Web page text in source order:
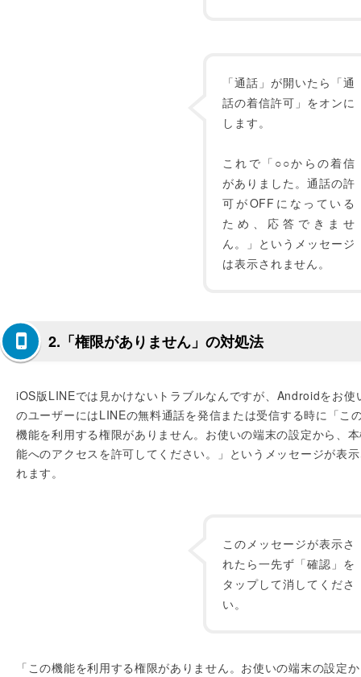
「通話」が開いたら「通
話の着信許可」をオンに
します。
これで「○○からの着信
がありました。通話の許
可がOFFになっている
ため、応答できませ
ん。」というメッセージ
は表示されません。
2.「権限がありません」の対処法
iOS版LINEでは見かけないトラブルなんですが、Androidをお使
のユーザーにはLINEの無料通話を発信または受信する時に「こ
機能を利用する権限がありません。お使いの端末の設定から、
能へのアクセスを許可してください。」というメッセージが表
れます。
このメッセージが表示さ
れたら一先ず「確認」を
タップして消してくださ
い。
「この機能を利用する権限がありません。お使いの端末の設定か